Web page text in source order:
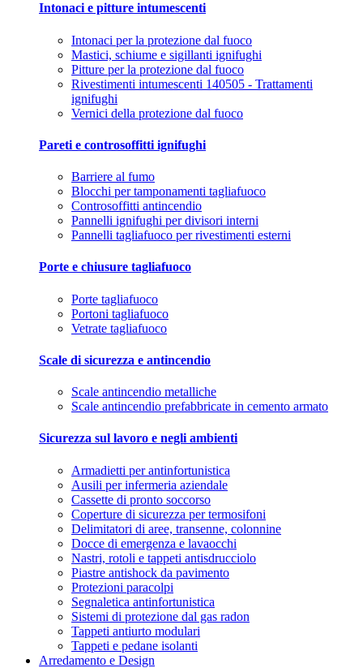
Intonaci e pitture intumescenti
Intonaci per la protezione dal fuoco
Mastici, schiume e sigillanti ignifughi
Pitture per la protezione dal fuoco
Rivestimenti intumescenti 140505 - Trattamenti
ignifughi
Vernici della protezione dal fuoco
Pareti e controsoffitti ignifughi
Barriere al fumo
Blocchi per tamponamenti tagliafuoco
Controsoffitti antincendio
Pannelli ignifughi per divisori interni
Pannelli tagliafuoco per rivestimenti esterni
Porte e chiusure tagliafuoco
Porte tagliafuoco
Portoni tagliafuoco
Vetrate tagliafuoco
Scale di sicurezza e antincendio
Scale antincendio metalliche
Scale antincendio prefabbricate in cemento armato
Sicurezza sul lavoro e negli ambienti
Armadietti per antinfortunistica
Ausili per infermeria aziendale
Cassette di pronto soccorso
Coperture di sicurezza per termosifoni
Delimitatori di aree, transenne, colonnine
Docce di emergenza e lavaocchi
Nastri, rotoli e tappeti antisdrucciolo
Piastre antishock da pavimento
Protezioni paracolpi
Segnaletica antinfortunistica
Sistemi di protezione dal gas radon
Tappeti antiurto modulari
Tappeti e pedane isolanti
Arredamento e Design